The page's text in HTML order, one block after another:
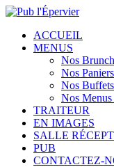
ACCUEIL
MENUS
Nos
Nos
Nos
Nos Menus
TRAITEUR
EN IMAGES
SALLE
PUB
CONTACTEZ-